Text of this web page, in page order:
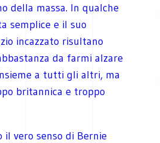
della massa. In qualche
semplice e il suo
incazzato risultano
da farmi alzare
a tutti gli altri, ma
britannica e troppo
il vero senso di Bernie